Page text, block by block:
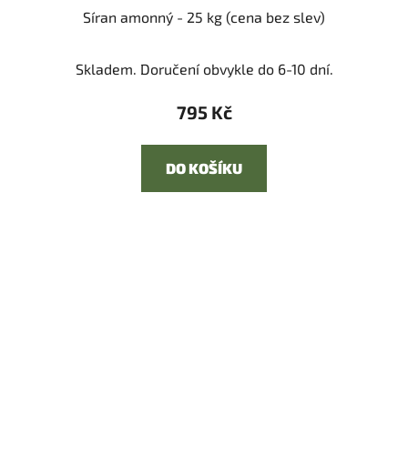
Síran amonný - 25 kg (cena bez slev)
Skladem. Doručení obvykle do 6-10 dní.
795 Kč
DO KOŠÍKU